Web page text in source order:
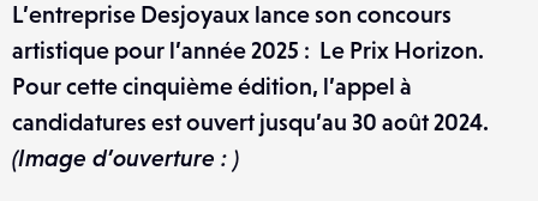
L’entreprise Desjoyaux lance son concours
artistique pour l’année 2025 : Le Prix Horizon.
Pour cette cinquième édition, l’appel à
candidatures est ouvert jusqu’au 30 août 2024.
(Image d’ouverture : )